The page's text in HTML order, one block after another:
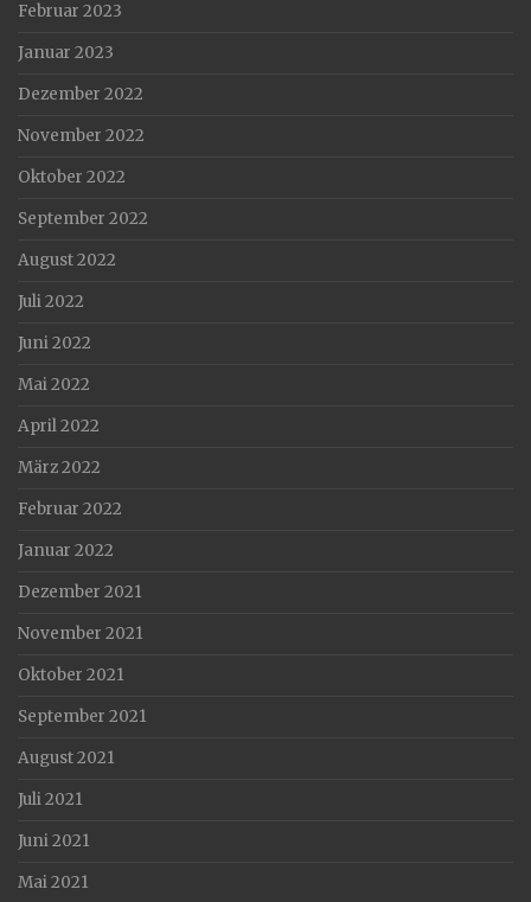
Februar 2023
Januar 2023
Dezember 2022
November 2022
Oktober 2022
September 2022
August 2022
Juli 2022
Juni 2022
Mai 2022
April 2022
März 2022
Februar 2022
Januar 2022
Dezember 2021
November 2021
Oktober 2021
September 2021
August 2021
Juli 2021
Juni 2021
Mai 2021